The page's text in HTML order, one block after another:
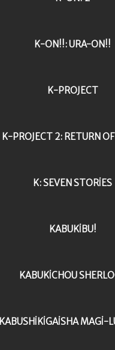
K-ON!!: URA-ON!!
K-PROJECT
K-PROJECT 2: RETURN
K: SEVEN STORIES
KABUKIBU!
KABUKICHOU
KABUSHIKIGAISHA MAGI-